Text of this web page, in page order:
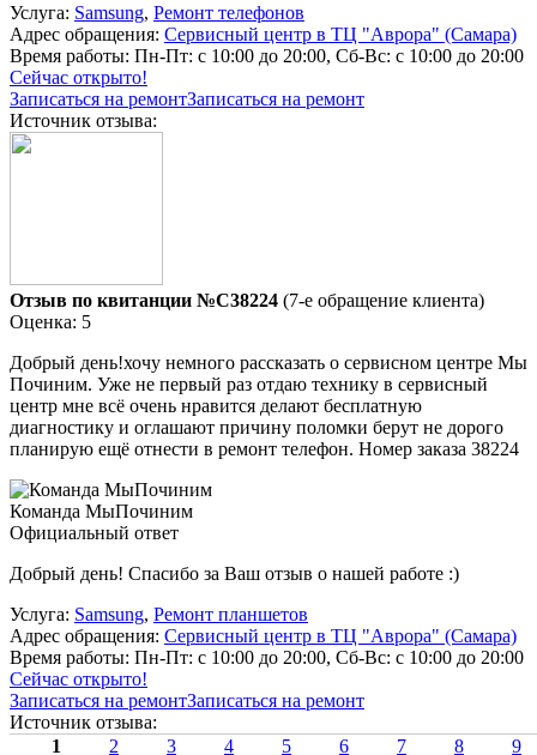
Услуга: Samsung, Ремонт телефонов
Адрес обращения: Сервисный центр в ТЦ "Аврора" (Самара)
Время работы: Пн-Пт: с 10:00 до 20:00, Сб-Вс: с 10:00 до 20:00
Сейчас открыто!
Записаться на ремонтЗаписаться на ремонт
Источник отзыва:
Отзыв по квитанции №C38224 (7-е обращение клиента)
Оценка: 5
Добрый день!хочу немного рассказать о сервисном центре Мы
Починим. Уже не первый раз отдаю технику в сервисный
центр мне всё очень нравится делают бесплатную
диагностику и оглашают причину поломки берут не дорого
планирую ещё отнести в ремонт телефон. Номер заказа 38224
Команда МыПочиним
Официальный ответ
Добрый день! Спасибо за Ваш отзыв о нашей работе :)
Услуга: Samsung, Ремонт планшетов
Адрес обращения: Сервисный центр в ТЦ "Аврора" (Самара)
Время работы: Пн-Пт: с 10:00 до 20:00, Сб-Вс: с 10:00 до 20:00
Сейчас открыто!
Записаться на ремонтЗаписаться на ремонт
Источник отзыва:
1
2 3 4 5 6 7 8
9